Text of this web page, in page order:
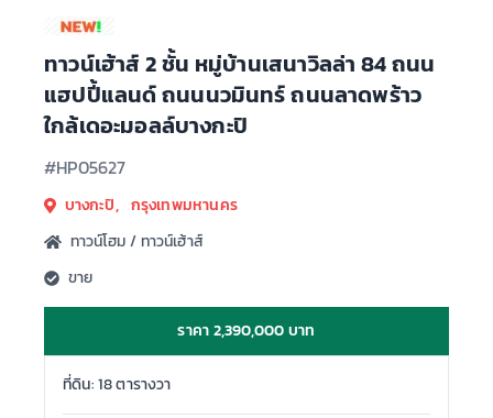
ทาวน์เฮ้าส์ 2 ชั้น หมู่บ้านเสนาวิลล่า 84 ถนน
แฮปปี้แลนด์ ถนนนวมินทร์ ถนนลาดพร้าว
ใกล้เดอะมอลล์บางกะปิ
#HP05627
บางกะปิ, กรุงเทพมหานคร
ทาวน์โฮม / ทาวน์เฮ้าส์
ขาย
ราคา 2,390,000 บาท
ที่ดิน: 18 ตารางวา